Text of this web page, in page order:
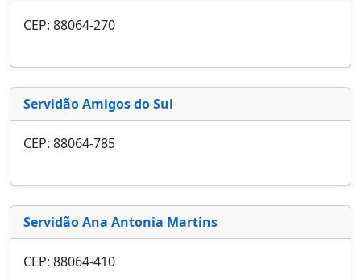
CEP: 88064-270
Servidão Amigos do Sul
CEP: 88064-785
Servidão Ana Antonia Martins
CEP: 88064-410